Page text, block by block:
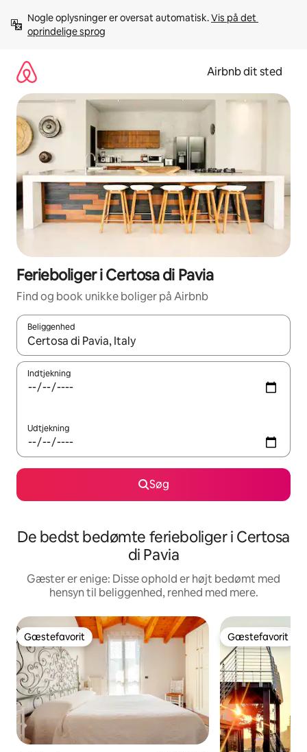
videre
Nogle oplysninger er oversat automatisk. Vis på det
oprindelige sprog
Airbnb dit sted
Ferieboliger i Certosa di Pavia
Find og book unikke boliger på Airbnb
Beliggenhed
Når resultaterne er tilgængelige, skal du navigere med
Indtjekning
Udtjekning
Søg
De bedst bedømte ferieboliger i Certosa
di Pavia
Gæster er enige: Disse ophold er højt bedømt med
hensyn til beliggenhed, renhed med mere.
Gæstefavorit
Gæstefavorit Gæstefavorit
Gæstefavorit